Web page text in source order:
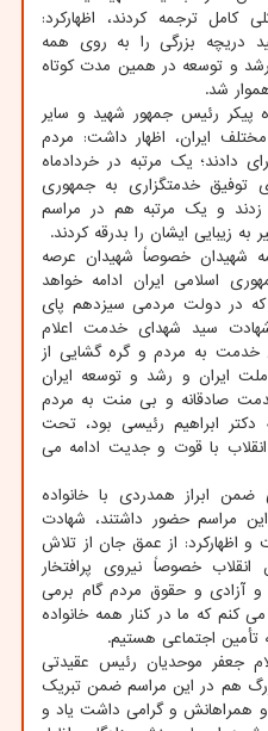
کامل ترجمه کردند، اظهارکرد:
دریچه بزرگی را به روی همه
رشد و توسعه در همین مدت کوتاه
شد.
رئیس جمهور شهید و سایر
ایران، اظهار داشت: مردم
دادند؛ یک مرتبه در خردادماه
توفیق خدمتگزاری به جمهوری
زدند و یک مرتبه هم در مراسم
زیبایی ایشان را بدرقه کردند.
شهیدان خصوصاً شهیدان عرصه
اسلامی ایران ادامه خواهد
در دولت مردمی سیزدهم پای
سید شهدای خدمت اعلام
خدمت به مردم و گره گشایی از
ایران و رشد و توسعه ایران
صادقانه و بی منت به مردم
ابراهیم رئیسی بود، تحت
با قوت و جدیت ادامه می
ضمن ابراز همدردی با خانواده
مراسم حضور داشتند، شهادت
اظهارکرد: از عمق جان از تلاش
خصوصاً نیروی پرافتخار
و آزادی و حقوق مردم گام برمی
کنم که ما در کنار همه خانواده
تأمین اجتماعی هستیم.
جعفر موحدیان رئیس عقیدتی
هم در این مراسم ضمن تبریک
همراهانش و گرامی داشت یاد و